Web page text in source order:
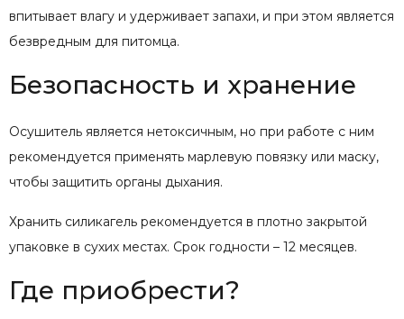
впитывает влагу и удерживает запахи, и при этом является
безвредным для питомца.
Безопасность и хранение
Осушитель является нетоксичным, но при работе с ним
рекомендуется применять марлевую повязку или маску,
чтобы защитить органы дыхания.
Хранить силикагель рекомендуется в плотно закрытой
упаковке в сухих местах. Срок годности – 12 месяцев.
Где приобрести?